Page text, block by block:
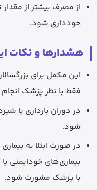
از مصرف بیشتر از
خودداری شود.
هشدارها و نکات
فقط با نظر پزشک
در دوران بارداری یا
شود.
در صورت ابتلا به
بیماری‌های خودایمنی
با پزشک مشورت شود.